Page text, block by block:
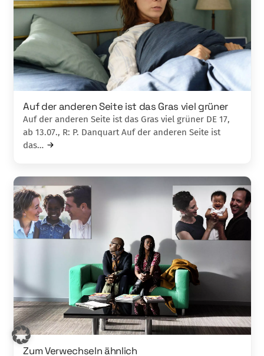
Auf der anderen Seite ist das Gras viel grü­ner
Auf der anderen Seite ist das Gras viel grü­ner DE 17,
ab 13.07., R: P. Danquart Auf der anderen Seite ist
das…
Zum Verwechseln ähnlich